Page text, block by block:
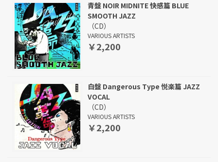
青盤 NOIR MIDNITE 快感篇 BLUE
SMOOTH JAZZ
（CD）
VARIOUS ARTISTS
￥2,200
白盤 Dangerous Type 悦楽篇 JAZZ
VOCAL
（CD）
VARIOUS ARTISTS
￥2,200